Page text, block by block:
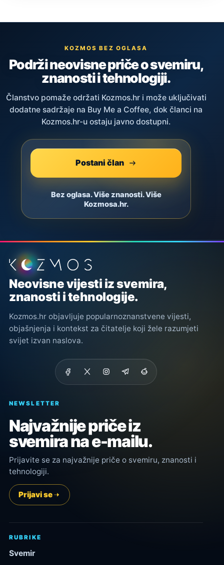
KOZMOS BEZ OGLASA
Podrži neovisne priče o svemiru,
znanosti i tehnologiji.
Članstvo pomaže održati Kozmos.hr i može uključivati
dodatne sadržaje na Buy Me a Coffee, dok članci na
Kozmos.hr-u ostaju javno dostupni.
Postani član
Bez oglasa. Više znanosti. Više
Kozmosa.hr.
Podnožje stranice
Neovisne vijesti iz svemira,
znanosti i tehnologije.
Kozmos.hr objavljuje popularnoznanstvene vijesti,
objašnjenja i kontekst za čitatelje koji žele razumjeti
svijet izvan naslova.
NEWSLETTER
Najvažnije priče iz
svemira na e-mailu.
Prijavite se za najvažnije priče o svemiru, znanosti i
tehnologiji.
Prijavi se
RUBRIKE
Svemir